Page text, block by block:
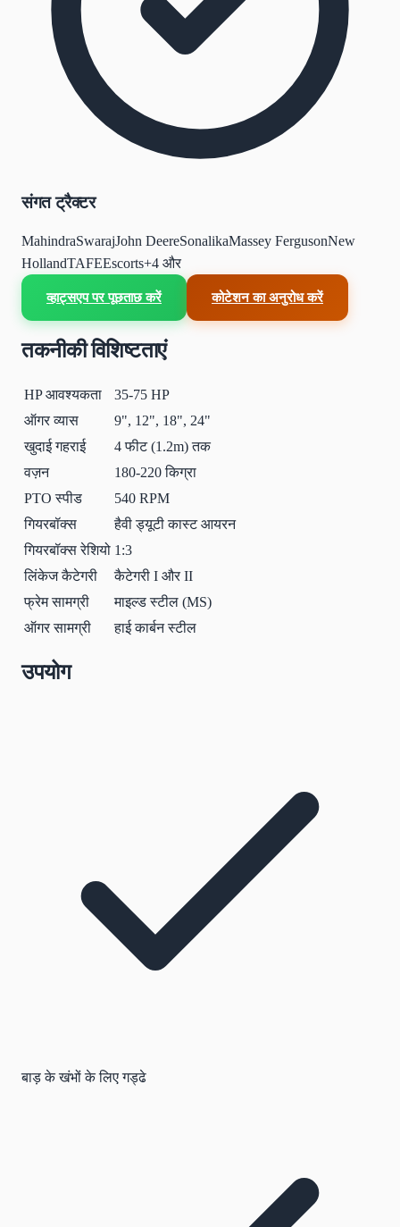
संगत ट्रैक्टर
MahindraSwarajJohn DeereSonalikaMassey FergusonNew
HollandTAFEEscorts+4 और
व्हाट्सएप पर पूछताछ करें कोटेशन का अनुरोध करें
तकनीकी विशिष्टताएं
HP आवश्यकता
35-75 HP
ऑगर व्यास
9", 12", 18", 24"
खुदाई गहराई
4 फीट (1.2m) तक
वज़न
180-220 किग्रा
PTO स्पीड
540 RPM
गियरबॉक्स
हैवी ड्यूटी कास्ट आयरन
गियरबॉक्स रेशियो 1:3
लिंकेज कैटेगरी
कैटेगरी I और II
फ्रेम सामग्री
माइल्ड स्टील (MS)
ऑगर सामग्री
हाई कार्बन स्टील
उपयोग
बाड़ के खंभों के लिए गड्ढे